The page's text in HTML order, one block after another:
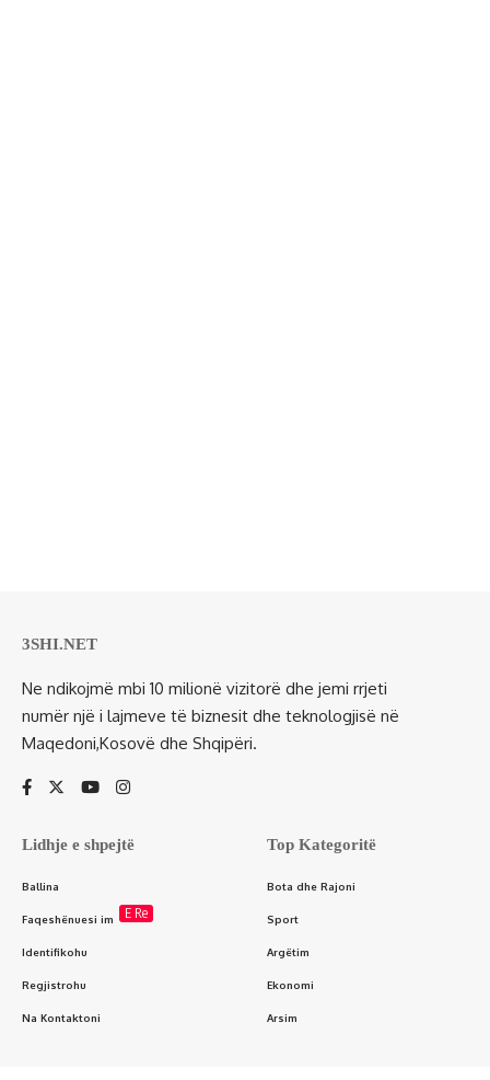
3SHI.NET
Ne ndikojmë mbi 10 milionë vizitorë dhe jemi rrjeti
numër një i lajmeve të biznesit dhe teknologjisë në
Maqedoni,Kosovë dhe Shqipëri.
Lidhje e shpejtë
Ballina
Faqeshënuesi im E Re
Identifikohu
Regjistrohu
Na Kontaktoni
Top Kategoritë
Bota dhe Rajoni
Sport
Argëtim
Ekonomi
Arsim